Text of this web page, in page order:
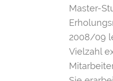
Master-
2008/09
Vielzahl